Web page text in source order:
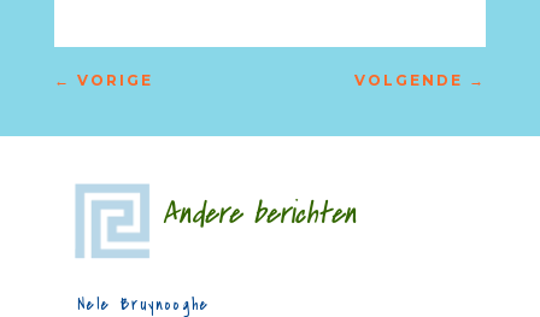
← VORIGE VOLGENDE →
Andere berichten
Nele Bruynooghe